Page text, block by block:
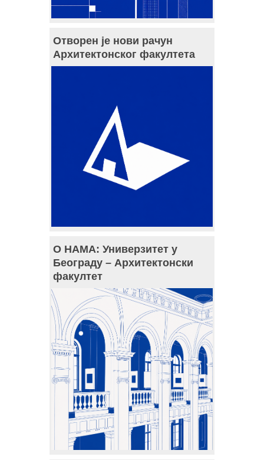
Отворен је нови рачун
Архитектонског факултета
О НАМА: Универзитет у
Београду – Архитектонски
факултет